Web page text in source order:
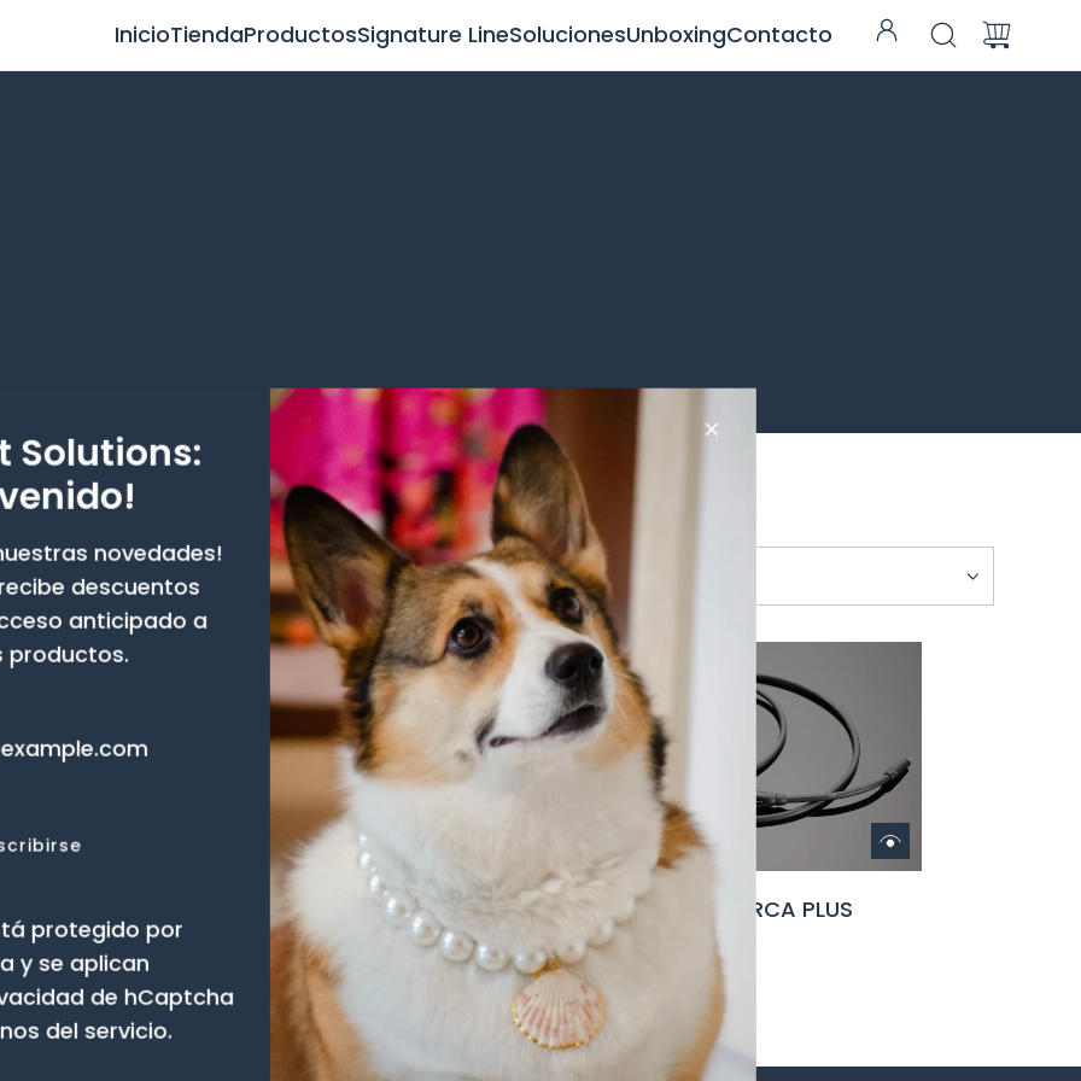
InicioTiendaProductosSignature LineSolucionesUnboxingContacto
ORDENAR POR
Cable para bocinas Hi-Fi PLUS
Desde $ 26,100.00
Cable de Audio RCA PLUS
$ 9,500.00
Solutions:
novedades!
descuentos
anticipado a
productos.
protegido por
y se aplican
de hCaptcha
del servicio.